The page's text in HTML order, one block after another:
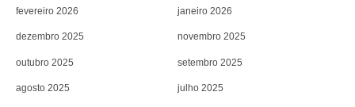
fevereiro 2026 janeiro 2026
dezembro 2025 novembro 2025
outubro 2025 setembro 2025
agosto 2025 julho 2025